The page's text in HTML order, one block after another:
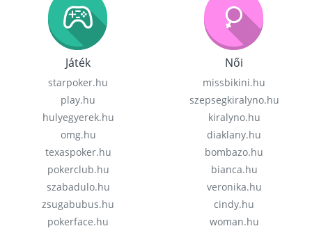
Játék
starpoker.hu
play.hu
hulyegyerek.hu
omg.hu
texaspoker.hu
pokerclub.hu
szabadulo.hu
zsugabubus.hu
pokerface.hu
Női
missbikini.hu
szepsegkiralyno.hu
kiralyno.hu
diaklany.hu
bombazo.hu
bianca.hu
veronika.hu
cindy.hu
woman.hu